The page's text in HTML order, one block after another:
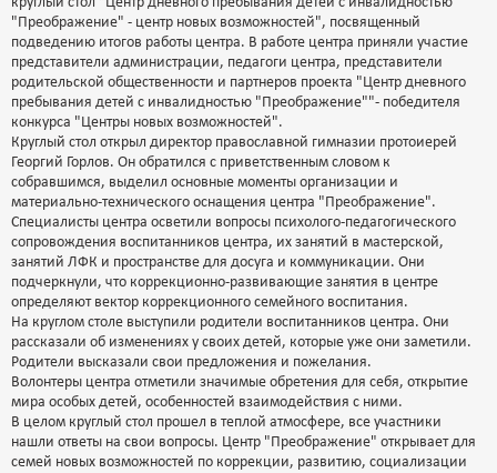
"Преображение" - центр новых возможностей", посвященный
подведению итогов работы центра. В работе центра приняли участие
представители администрации, педагоги центра, представители
родительской общественности и партнеров проекта "Центр дневного
пребывания детей с инвалидностью "Преображение""- победителя
конкурса "Центры новых возможностей".
Круглый стол открыл директор православной гимназии протоиерей
Георгий Горлов. Он обратился с приветственным словом к
собравшимся, выделил основные моменты организации и
материально-технического оснащения центра "Преображение".
Специалисты центра осветили вопросы психолого-педагогического
сопровождения воспитанников центра, их занятий в мастерской,
занятий ЛФК и пространстве для досуга и коммуникации. Они
подчеркнули, что коррекционно-развивающие занятия в центре
определяют вектор коррекционного семейного воспитания.
На круглом столе выступили родители воспитанников центра. Они
рассказали об изменениях у своих детей, которые уже они заметили.
Родители высказали свои предложения и пожелания.
Волонтеры центра отметили значимые обретения для себя, открытие
мира особых детей, особенностей взаимодействия с ними.
В целом круглый стол прошел в теплой атмосфере, все участники
нашли ответы на свои вопросы. Центр "Преображение" открывает для
семей новых возможностей по коррекции, развитию, социализации